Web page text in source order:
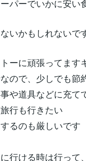
パーでいかに安い
いかもしれないで
ーに頑張ってます
ので、少しでも節
や道具などに充て
行も行きたい
るのも厳しいです
行ける時は行って